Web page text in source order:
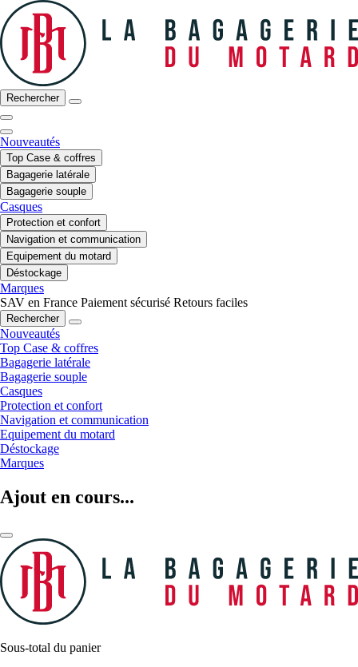
Rechercher
Nouveautés
Top Case & coffres
Bagagerie latérale
Bagagerie souple
Casques
Protection et confort
Navigation et communication
Equipement du motard
Déstockage
Marques
SAV en France Paiement sécurisé Retours faciles
Rechercher
Nouveautés
Top Case & coffres
Bagagerie latérale
Bagagerie souple
Casques
Protection et confort
Navigation et communication
Equipement du motard
Déstockage
Marques
Ajout en cours...
Sous-total du panier